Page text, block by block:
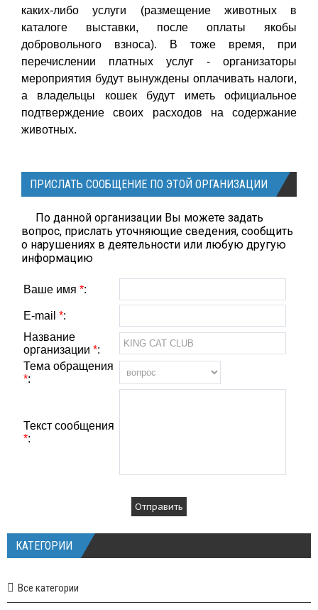
каких-либо услуги (размещение животных в
каталоге выставки, после оплаты якобы
добровольного взноса). В тоже время, при
перечислении платных услуг - организаторы
мероприятия будут вынуждены оплачивать налоги,
а владельцы кошек будут иметь официальное
подтверждение своих расходов на содержание
животных.
ПРИСЛАТЬ СООБЩЕНИЕ ПО ЭТОЙ ОРГАНИЗАЦИИ
По данной организации Вы можете задать
вопрос, прислать уточняющие сведения, сообщить
о нарушениях в деятельности или любую другую
информацию
Ваше имя *:
E-mail *:
Название
организации *:
Тема обращения
*:
Текст сообщения
*:
КАТЕГОРИИ
Все категории